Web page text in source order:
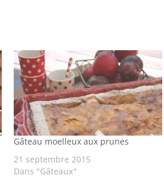
Gâteau moelleux aux prunes
21 septembre 2015
Dans "Gâteaux"